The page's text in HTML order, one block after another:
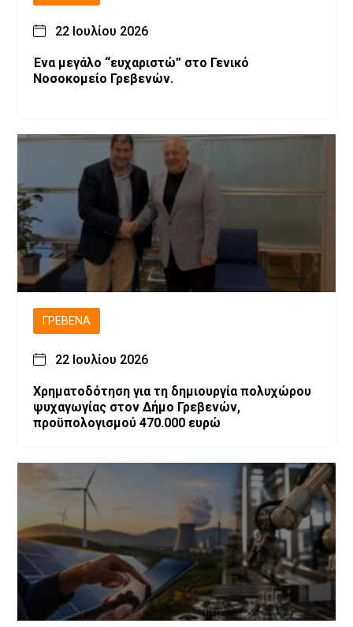
22 Ιουλίου 2026
Ένα μεγάλο “ευχαριστώ” στο Γενικό
Νοσοκομείο Γρεβενών.
ΓΡΕΒΕΝΆ
22 Ιουλίου 2026
Χρηματοδότηση για τη δημιουργία πολυχώρου
ψυχαγωγίας στον Δήμο Γρεβενών,
προϋπολογισμού 470.000 ευρώ